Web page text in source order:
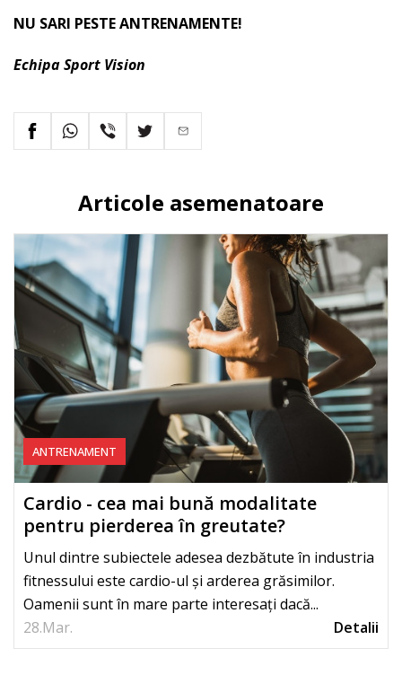
NU SARI PESTE ANTRENAMENTE!
Echipa Sport Vision
Articole asemenatoare
28.Mar.
ANTRENAMENT
Cardio - cea mai bună modalitate
pentru pierderea în greutate?
Unul dintre subiectele adesea dezbătute în industria
fitnessului este cardio-ul și arderea grăsimilor.
Oamenii sunt în mare parte interesați dacă...
Detalii